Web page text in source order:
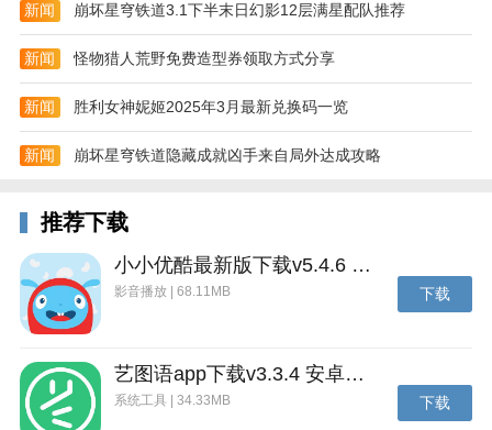
4、当您熟悉了这一切，便可尽情驾驭所有功能，让信
息转化为您的实际生产力。
新闻 崩坏星穹铁道3.1下半末日幻影12层满星配队推荐
新闻 怪物猎人荒野免费造型券领取方式分享
新闻 胜利女神妮姬2025年3月最新兑换码一览
新闻 崩坏星穹铁道隐藏成就凶手来自局外达成攻略
推荐下载
小小优酷最新版下载v5.4.6 安卓官方版
影音播放 | 68.11MB 下载
艺图语app下载v3.3.4 安卓免费版
系统工具 | 34.33MB 下载